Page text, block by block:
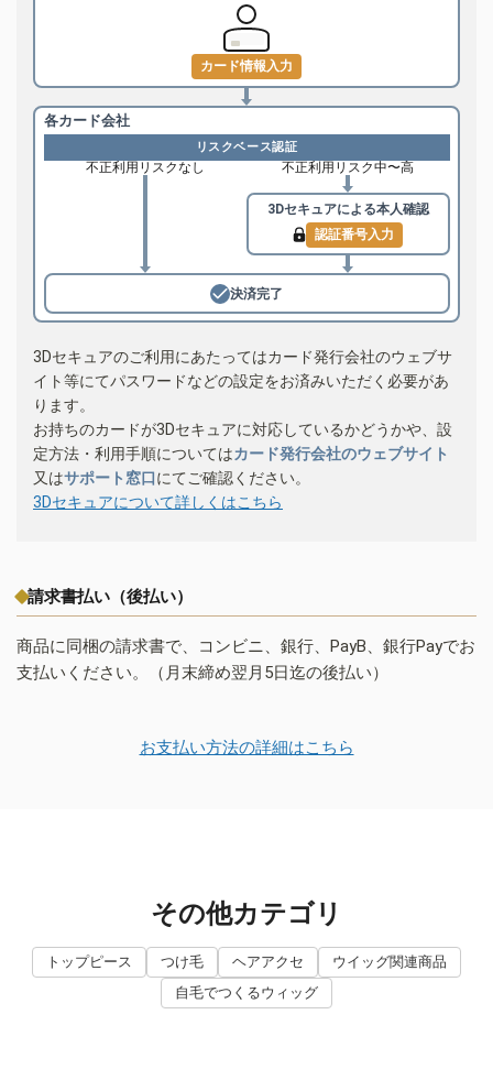
カード情報入力
各カード会社
リスクベース認証
不正利用リスクなし 不正利用リスク中〜高
3Dセキュアによる本人確認
認証番号入力
決済完了
3Dセキュアのご利用にあたってはカード発行会社のウェブサ
イト等にてパスワードなどの設定をお済みいただく必要があ
ります。
お持ちのカードが3Dセキュアに対応しているかどうかや、設
定方法・利用手順についてはカード発行会社のウェブサイト
又はサポート窓口にてご確認ください。
3Dセキュアについて詳しくはこちら
請求書払い（後払い）
商品に同梱の請求書で、コンビニ、銀行、PayB、銀行Payでお
支払いください。（月末締め翌月5日迄の後払い）
お支払い方法の詳細はこちら
その他カテゴリ
トップピース つけ毛 ヘアアクセ
ウイッグ関連商品
自毛でつくるウィッグ